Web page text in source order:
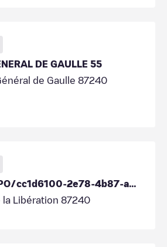
DE GAULLE 55
de Gaulle 87240
Mobilygreen CPO/cc1d6100-2e78-4b87-ab22-c6c028ca9209
la Libération 87240